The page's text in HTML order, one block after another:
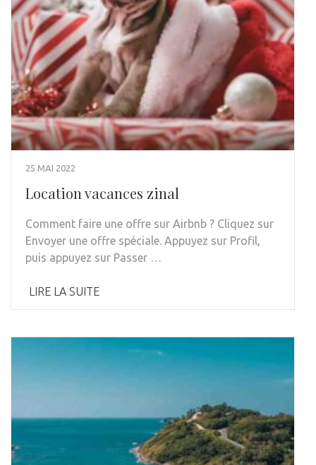
25 MAI 2022
Location vacances zinal
Comment faire une offre sur Airbnb ? Cliquez sur
Envoyer une offre spéciale. Appuyez sur Profil,
puis appuyez sur Passer …
LIRE LA SUITE